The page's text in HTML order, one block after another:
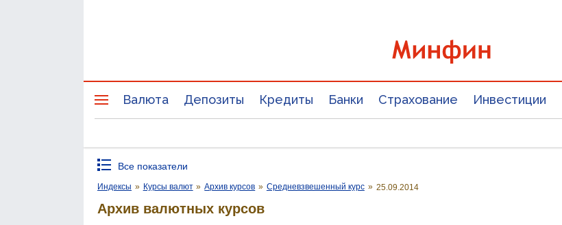
Валюта Депозиты Кредиты Банки Страхование Инвестиции
Все показатели
Индексы » Курсы валют » Архив курсов » Средневзвешенный курс » 25.09.2014
Архив валютных курсов